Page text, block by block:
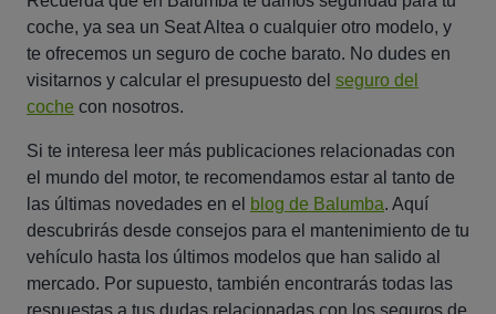
coche, ya sea un Seat Altea o cualquier otro modelo, y
te ofrecemos un seguro de coche barato. No dudes en
visitarnos y calcular el presupuesto del seguro del
coche con nosotros.
Si te interesa leer más publicaciones relacionadas con
el mundo del motor, te recomendamos estar al tanto de
las últimas novedades en el
blog de Balumba. Aquí
descubrirás desde consejos para el mantenimiento de tu
vehículo hasta los últimos modelos que han salido al
mercado. Por supuesto, también encontrarás todas las
respuestas a tus dudas relacionadas con los seguros de